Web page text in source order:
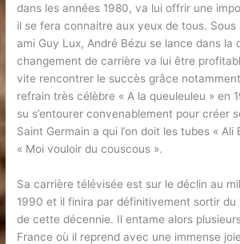
dans les années 1980, va lui offrir une
il se fera connaitre aux yeux de tous. Sous
ami Guy Lux, André Bézu se lance dans la
changement de carrière va lui être
vite rencontrer le succès grâce
refrain très célèbre « A la queuleuleu » en
su s’entourer convenablement pour créer
Saint Germain a qui l’on doit les tubes « Ali
« Moi vouloir du couscous ».
Sa carrière télévisée est sur le déclin au
1990 et il finira par définitivement sortir
de cette décennie. Il entame alors
France où il reprend avec une immense